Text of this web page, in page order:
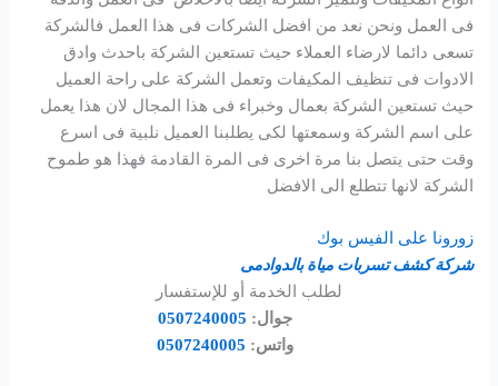
فى العمل ونحن نعد من افضل الشركات فى هذا العمل فالشركة
تسعى دائما لارضاء العملاء حيث تستعين الشركة باحدث وادق
الادوات فى تنظيف المكيفات وتعمل الشركة على راحة العميل
حيث تستعين الشركة بعمال وخبراء فى هذا المجال لان هذا يعمل
على اسم الشركة وسمعتها لكى يطلبنا العميل نلبية فى اسرع
وقت حتى يتصل بنا مرة اخرى فى المرة القادمة فهذا هو طموح
الشركة لانها تتطلع الى الافضل
زورونا على الفيس بوك
شركة كشف تسربات مياة بالدوادمى
لطلب الخدمة أو للإستفسار
جوال: 0507240005
واتس: 0507240005